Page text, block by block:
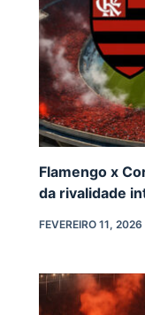
Flamengo x
da rivalidade
FEVEREIRO 11, 2026